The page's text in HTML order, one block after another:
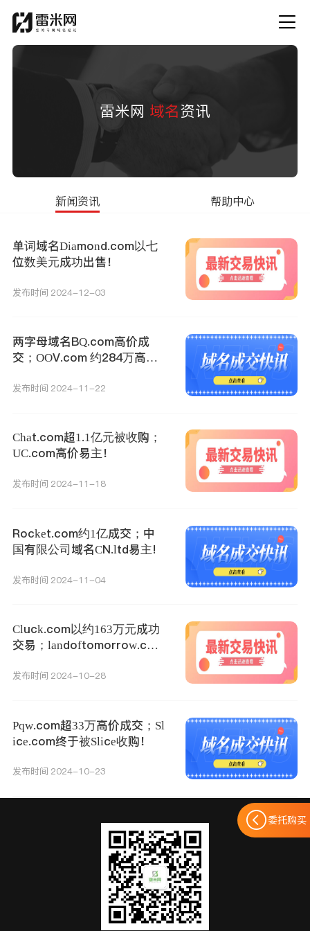
雷米网 域名资讯
帮助中心
新闻资讯
单词域名Diamond.com以七
位数美元成功出售！
发布时间 2024-12-03
两字母域名BQ.com高价成
交；OOV.com 约284万高价
发布时间 2024-11-22
Chat.com超1.1亿元被收购；
UC.com高价易主！
发布时间 2024-11-18
Rocket.com约1亿成交；中
国有限公司域名CN.ltd易主!
发布时间 2024-11-04
Cluck.com以约163万元成功
交易；landoftomorrow.com
发布时间 2024-10-28
Pqw.com超33万高价成交；Sl
ice.com终于被Slice收购！
发布时间 2024-10-23
委托购买